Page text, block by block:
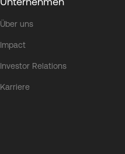
Über uns
Impact
Investor Relations
Karriere